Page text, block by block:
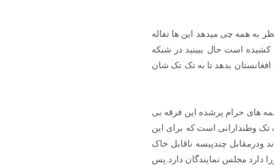
به همه چی میدهد این ها تفاله
است حال ببینید در شبکه
بدهد تا به تک تک شان
های حرام پرشده این فرقه بی
تک وطندارانی است که برای این
چندپیسه ناقابل خاک
دارد مجلس نمایندگان دارد.پس